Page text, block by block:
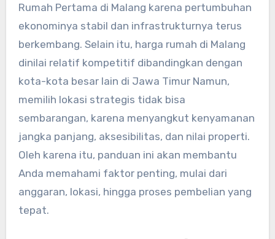
Rumah Pertama di Malang karena pertumbuhan
ekonominya stabil dan infrastrukturnya terus
berkembang. Selain itu, harga rumah di Malang
dinilai relatif kompetitif dibandingkan dengan
kota-kota besar lain di Jawa Timur Namun,
memilih lokasi strategis tidak bisa
sembarangan, karena menyangkut kenyamanan
jangka panjang, aksesibilitas, dan nilai properti.
Oleh karena itu, panduan ini akan membantu
Anda memahami faktor penting, mulai dari
anggaran, lokasi, hingga proses pembelian yang
tepat.